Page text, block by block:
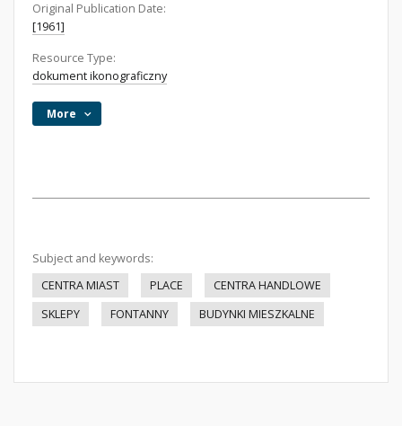
Original Publication Date:
[1961]
Resource Type:
dokument ikonograficzny
More
Subject and keywords:
CENTRA MIAST
PLACE
CENTRA HANDLOWE
SKLEPY
FONTANNY BUDYNKI MIESZKALNE